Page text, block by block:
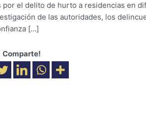
el delito de hurto a residencias en
de las autoridades, los
[…]
Comparte!